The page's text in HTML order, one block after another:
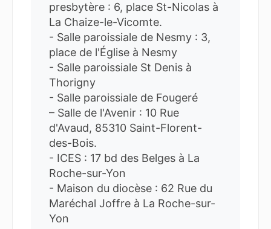
presbytère : 6, place St-Nicolas à
La Chaize-le-Vicomte.
- Salle paroissiale de Nesmy : 3,
place de l'Église à Nesmy
- Salle paroissiale St Denis à
Thorigny
- Salle paroissiale de Fougeré
– Salle de l'Avenir : 10 Rue
d'Avaud, 85310 Saint-Florent-
des-Bois.
- ICES : 17 bd des Belges à La
Roche-sur-Yon
- Maison du diocèse : 62 Rue du
Maréchal Joffre à La Roche-sur-
Yon